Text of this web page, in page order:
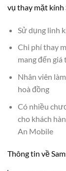
vụ thay mặt kính
Sử dụng linh
Chi phí thay
mang đến
Nhân viên
hoà đồng
Có nhiều
cho khách
An Mobile
Thông tin về